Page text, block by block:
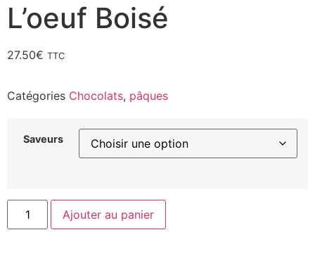
L’oeuf Boisé
27.50€ TTC
Catégories Chocolats, pâques
Saveurs
Ajouter au panier